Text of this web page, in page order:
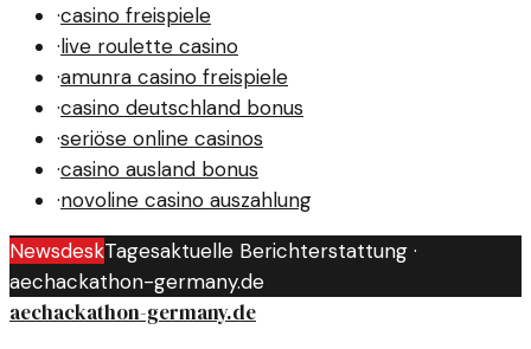
·casino freispiele
·live roulette casino
·amunra casino freispiele
·casino deutschland bonus
·seriöse online casinos
·casino ausland bonus
·novoline casino auszahlung
NewsdeskTagesaktuelle Berichterstattung ·
aechackathon-germany.de
aechackathon-germany.de